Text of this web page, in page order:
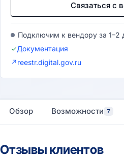
Связаться с
Подключим к вендору за 1–2
✓Документация
↗reestr.digital.gov.ru
Обзор Возможности 7
Отзывы клиентов